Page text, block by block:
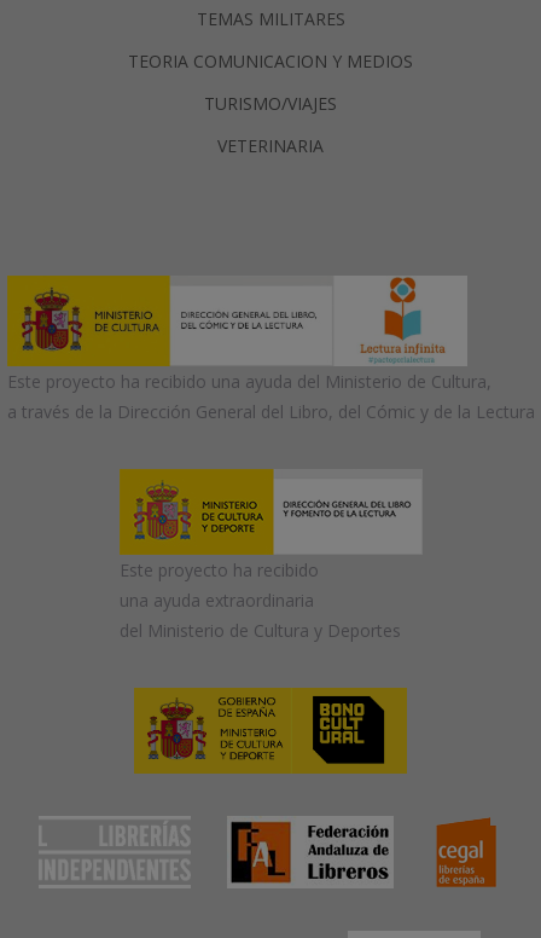
TEMAS MILITARES
TEORIA COMUNICACION Y MEDIOS
TURISMO/VIAJES
VETERINARIA
Este proyecto ha recibido una ayuda del Ministerio de Cultura,
a través de la Dirección General del Libro, del Cómic y de la Lectura
Este proyecto ha recibido
una ayuda extraordinaria
del Ministerio de Cultura y Deportes